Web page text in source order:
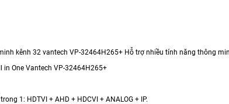
kênh 32 vantech VP-32464H265+ Hỗ trợ nhiều tính năng thông
in One Vantech VP-32464H265+
1: HDTVI + AHD + HDCVI + ANALOG + IP.